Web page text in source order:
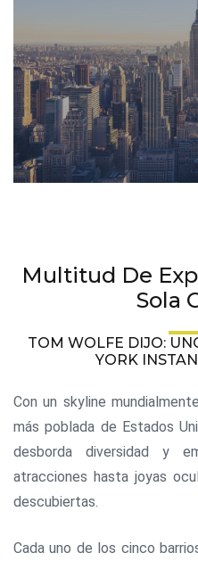
Multitud De
Sola
TOM WOLFE DIJO:
YORK
Con un skyline
más poblada de Estados
desborda diversidad y
atracciones hasta joyas
descubiertas.
Cada uno de los cinco